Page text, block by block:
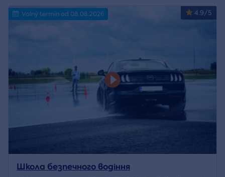
4.9/5
Volný termín od 08.08.2026
Школа безпечного водіння